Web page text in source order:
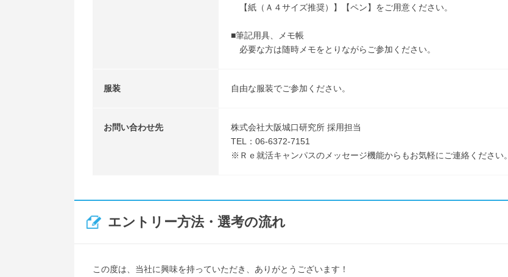
【紙（Ａ４サイズ推奨）】【ペン】をご用意ください。
■筆記用具、メモ帳
必要な方は随時メモをとりながらご参加ください。
服装 自由な服装でご参加ください。
お問い合わせ先
株式会社大阪城口研究所 採用担当
TEL：06-6372-7151
※Ｒｅ就活キャンパスのメッセージ機能からもお気軽にご連絡ください。
エントリー方法・選考の流れ
この度は、当社に興味を持っていただき、ありがとうございます！